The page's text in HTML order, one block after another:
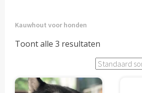
Kauwhout voor honden
Toont alle 3 resultaten